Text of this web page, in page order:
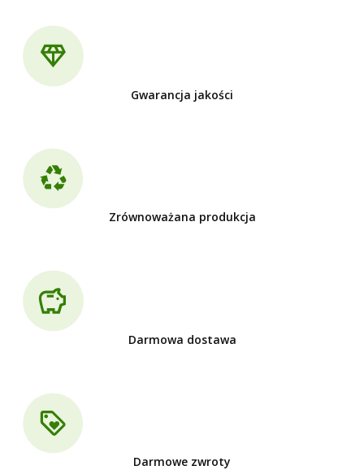
Gwarancja jakości
Zrównoważana produkcja
Darmowa dostawa
Darmowe zwroty